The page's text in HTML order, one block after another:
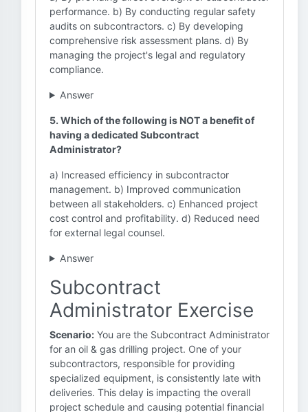
performance. b) By conducting regular safety
audits on subcontractors. c) By developing
comprehensive risk assessment plans. d) By
managing the project's legal and regulatory
compliance.
Answer
5. Which of the following is NOT a benefit of
having a dedicated Subcontract
Administrator?
a) Increased efficiency in subcontractor
management. b) Improved communication
between all stakeholders. c) Enhanced project
cost control and profitability. d) Reduced need
for external legal counsel.
Answer
Subcontract
Administrator Exercise
Scenario: You are the Subcontract Administrator
for an oil & gas drilling project. One of your
subcontractors, responsible for providing
specialized equipment, is consistently late with
deliveries. This delay is impacting the overall
project schedule and causing potential financial